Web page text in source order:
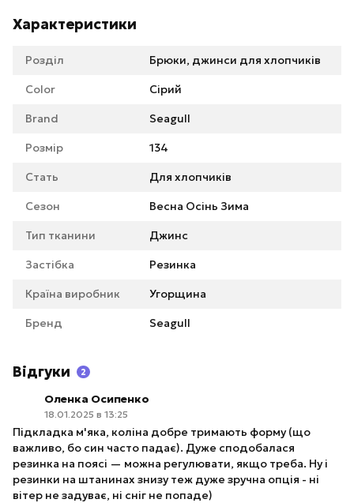
Характеристики
Розділ Брюки, джинси для хлопчиків
Color Сірий
Brand Seagull
Розмір 134
Стать Для хлопчиків
Сезон Весна Осінь Зима
Тип тканини Джинс
Застібка Резинка
Країна виробник Угорщина
Бренд Seagull
Відгуки 2
Оленка Осипенко
18.01.2025 в 13:25
Підкладка м'яка, коліна добре тримають форму (що
важливо, бо син часто падає). Дуже сподобалася
резинка на поясі — можна регулювати, якщо треба. Ну і
резинки на штанинах знизу теж дуже зручна опція - ні
вітер не задуває, ні сніг не попаде)